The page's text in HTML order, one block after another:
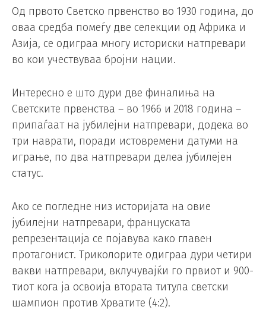
Од првото Светско првенство во 1930 година, до
оваа средба помеѓу две селекции од Африка и
Азија, се одиграа многу историски натпревари
во кои учествуваа бројни нации.
Интересно е што дури две финалиња на
Светските првенства – во 1966 и 2018 година –
припаѓаат на јубилејни натпревари, додека во
три наврати, поради истовремени датуми на
играње, по два натпревари делеа јубилејен
статус.
Ако се погледне низ историјата на овие
јубилејни натпревари, француската
репрезентација се појавува како главен
протагонист. Триколорите одиграа дури четири
вакви натпревари, вклучувајќи го првиот и 900-
тиот кога ја освоија втората титула светски
шампион против Хрватите (4:2).